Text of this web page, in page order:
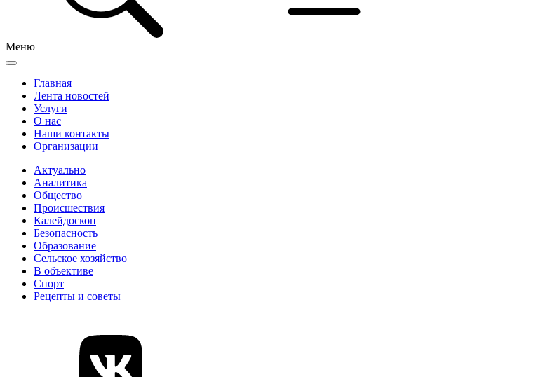
Меню
Главная
Лента новостей
Услуги
О нас
Наши контакты
Организации
Актуально
Аналитика
Общество
Происшествия
Калейдоскоп
Безопасность
Образование
Сельское хозяйство
В объективе
Спорт
Рецепты и советы